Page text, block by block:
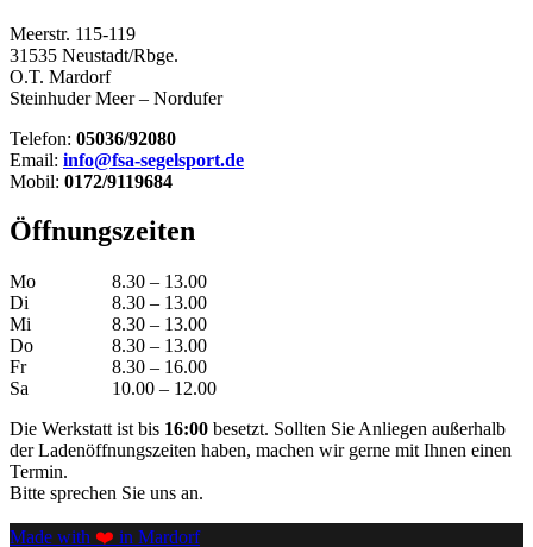
Meerstr. 115-119
31535 Neustadt/Rbge.
O.T. Mardorf
Steinhuder Meer – Nordufer
Telefon: 05036/92080
Email: info@fsa-segelsport.de
Mobil: 0172/9119684
Öffnungszeiten
Mo
8.30 – 13.00
Di
8.30 – 13.00
Mi
8.30 – 13.00
Do
8.30 – 13.00
Fr
8.30 – 16.00
Sa
10.00 – 12.00
Die Werkstatt ist bis 16:00 besetzt. Sollten Sie Anliegen außerhalb
der Ladenöffnungszeiten haben, machen wir gerne mit Ihnen einen
Termin.
Bitte sprechen Sie uns an.
Made with ❤️ in Mardorf